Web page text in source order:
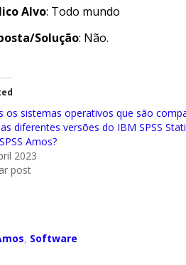
Alvo: Todo mundo
Solução: Não.
os sistemas operativos que são
diferentes versões do IBM SPSS
Amos?
2023
post
, Software